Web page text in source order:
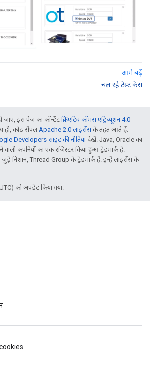
आगे बढ़ें
चल रहे टेस्ट केस
जाए, इस पेज का कॉन्टेंटक्रिएटिव कॉमंस एट्रिब्यूशन 4.0
ही, कोड सैंपल Apache 2.0 लाइसेंसके तहत आते हैं.
Developers साइट की नीतियांदेखें. Java, Oracle का
कंपनियों का एक रजिस्टर किया हुआ ट्रेडमार्क है.
निशान, Thread Group के ट्रेडमार्क हैं. इन्हें लाइसेंस के
को अपडेट किया गया.